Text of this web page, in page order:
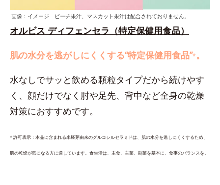
画像：イメージ ピーチ果汁、マスカット果汁は配合されておりません。
オルビス ディフェンセラ（特定保健用食品）
肌の水分を逃がしにくくする“特定保健用食品”*。
水なしでサッと飲める顆粒タイプだから続けやす
く、顔だけでなく肘や足先、背中など全身の乾燥
対策におすすめです。
* 許可表示：本品に含まれる米胚芽由来のグルコシルセラミドは、肌の水分を逃しにくくするため、
肌の乾燥が気になる方に適しています。食生活は、主食、主菜、副菜を基本に、食事のバランスを。